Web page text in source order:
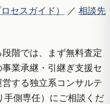
セスガイド）
／ 相談先
階では、まず無料査定
業承継・引継ぎ支援セ
する独立系コンサルテ
側専任）にご相談くだ